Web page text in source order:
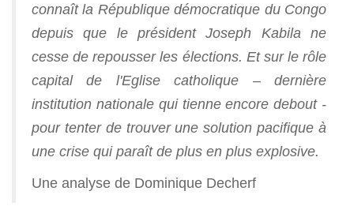
connaît la République démocratique du Congo
depuis que le président Joseph Kabila ne
cesse de repousser les élections. Et sur le rôle
capital de l'Eglise catholique – dernière
institution nationale qui tienne encore debout -
pour tenter de trouver une solution pacifique à
une crise qui paraît de plus en plus explosive.
Une analyse de Dominique Decherf